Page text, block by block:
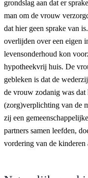
grondslag aan dat er
man om de vrouw
dat hier geen sprake van
overlijden over een eigen
levensonderhoud kon
hypotheekvrij huis. De
gebleken is dat de
de vrouw zodanig was
(zorg)verplichting van de
zij een
partners samen leefden,
vordering van de kinderen